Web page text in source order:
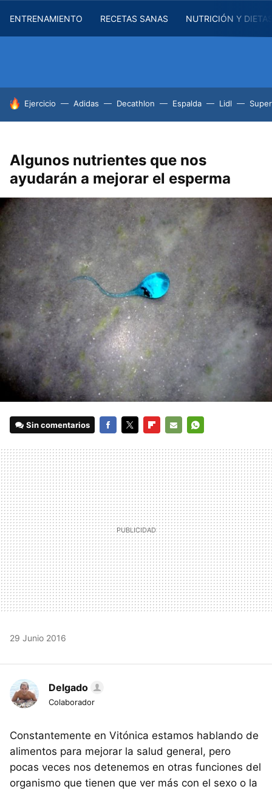
ENTRENAMIENTO RECETAS SANAS NUTRICIÓN Y
HOY SE HABLA DE
Ejercicio Adidas Decathlon Espalda Lidl
Algunos nutrientes que nos
ayudarán a mejorar el esperma
Sin comentarios
MAIL
29 Junio 2016
Delgado
Colaborador
Constantemente en Vitónica estamos hablando de
alimentos para mejorar la salud general, pero
pocas veces nos detenemos en otras funciones del
organismo que tienen que ver más con el sexo o la